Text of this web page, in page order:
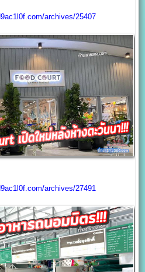
archives/25407
archives/27491